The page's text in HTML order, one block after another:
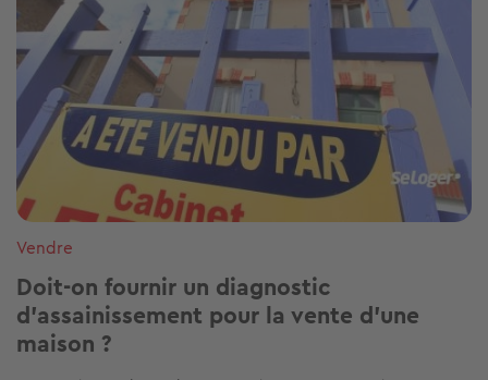
Vendre
Doit-on fournir un diagnostic
d’assainissement pour la vente d'une
maison ?